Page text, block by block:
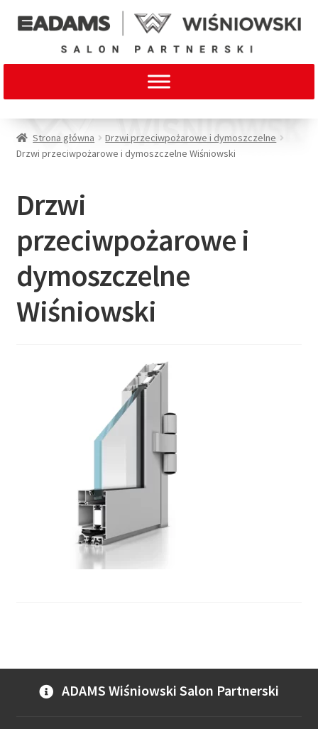
Strona główna
Drzwi przeciwpożarowe i dymoszczelne
Drzwi przeciwpożarowe i dymoszczelne Wiśniowski
Drzwi
przeciwpożarowe i
dymoszczelne
Wiśniowski
ADAMS Wiśniowski Salon Partnerski